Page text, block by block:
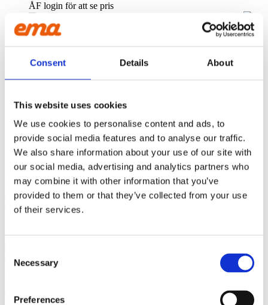
Consent Details About
This website uses cookies
We use cookies to personalise content and ads, to
provide social media features and to analyse our traffic.
We also share information about your use of our site with
our social media, advertising and analytics partners who
may combine it with other information that you’ve
provided to them or that they’ve collected from your use
of their services.
Selection
Necessary
Preferences
ÅF login för att se pris
1060mm – S60
HD Digging Bucket 425L with blade –
800mm – S50
ÅF login för att se pris
KINNA
Ehns Gata 6
51156 Kinna
okkar í Scandinavíu.
Vélavit